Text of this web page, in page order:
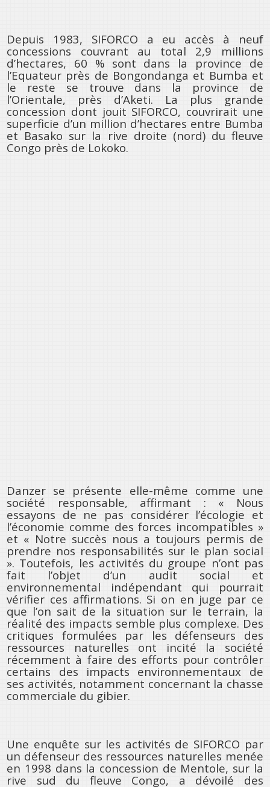
Depuis 1983, SIFORCO a eu accès à neuf
concessions couvrant au total 2,9 millions
d’hectares, 60 % sont dans la province de
l’Equateur près de Bongondanga et Bumba et
le reste se trouve dans la province de
l’Orientale, près d’Aketi. La plus grande
concession dont jouit SIFORCO, couvrirait une
superficie d’un million d’hectares entre Bumba
et Basako sur la rive droite (nord) du fleuve
Congo près de Lokoko.
Danzer se présente elle-même comme une
société responsable, affirmant : « Nous
essayons de ne pas considérer l’écologie et
l’économie comme des forces incompatibles »
et « Notre succès nous a toujours permis de
prendre nos responsabilités sur le plan social
». Toutefois, les activités du groupe n’ont pas
fait l’objet d’un audit social et
environnemental indépendant qui pourrait
vérifier ces affirmations. Si on en juge par ce
que l’on sait de la situation sur le terrain, la
réalité des impacts semble plus complexe. Des
critiques formulées par les défenseurs des
ressources naturelles ont incité la société
récemment à faire des efforts pour contrôler
certains des impacts environnementaux de
ses activités, notamment concernant la chasse
commerciale du gibier.
Une enquête sur les activités de SIFORCO par
un défenseur des ressources naturelles menée
en 1998 dans la concession de Mentole, sur la
rive sud du fleuve Congo, a dévoilé des